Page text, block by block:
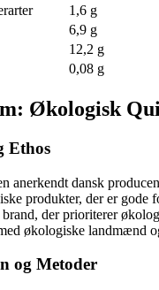
1,6 g
6,9 g
12,2 g
0,08 g
Økologisk
Ethos
anerkendt dansk
produkter, der er gode
der prioriterer
økologiske landmænd
og Metoder